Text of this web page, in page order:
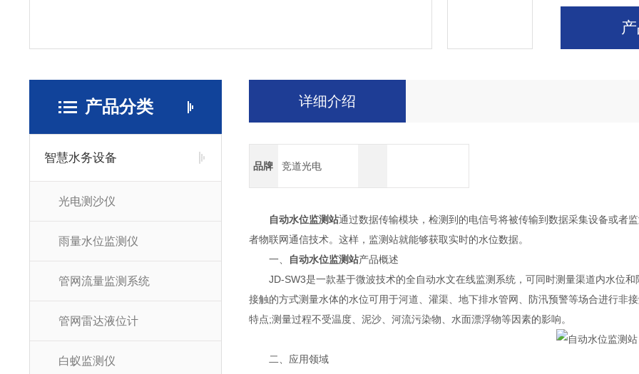
产品分类
智慧水务设备
光电测沙仪
雨量水位监测仪
管网流量监测系统
管网雷达液位计
白蚁监测仪
详细介绍
品牌 竞道光电
自动水位监测站通过数据传输模块，检测到的电信号将被传输到数据采集设备或者
者物联网通信技术。这样，监测站就能够获取实时的水位数据。
一、
自动水位监测站产品概述
JD-SW3是一款基于微波技术的全自动水文在线监测系统，可同时测量渠道内水位和
接触的方式测量水体的水位可用于河道、灌渠、地下排水管网、防汛预警等场合进行非
特点;测量过程不受温度、泥沙、河流污染物、水面漂浮物等因素的影响。
二、应用领域